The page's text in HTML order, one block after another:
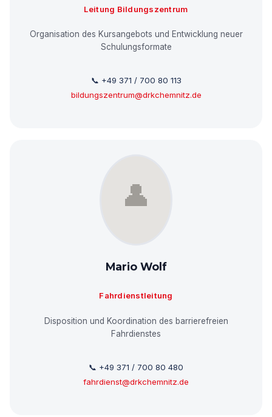
Leitung Bildungszentrum
Organisation des Kursangebots und Entwicklung neuer
Schulungsformate
📞 +49 371 / 700 80 113
bildungszentrum@drkchemnitz.de
Mario Wolf
Fahrdienstleitung
Disposition und Koordination des barrierefreien
Fahrdienstes
📞 +49 371 / 700 80 480
fahrdienst@drkchemnitz.de